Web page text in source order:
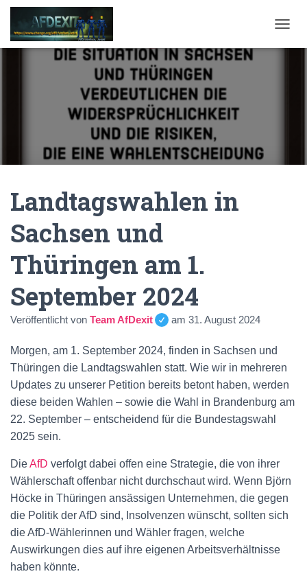
Landtagswahlen in
Sachsen und
Thüringen am 1.
September 2024
Veröffentlicht von Team AfDexit am 31. August 2024
Morgen, am 1. September 2024, finden in Sachsen und
Thüringen die Landtagswahlen statt. Wie wir in mehreren
Updates zu unserer Petition bereits betont haben, werden
diese beiden Wahlen – sowie die Wahl in Brandenburg am
22. September – entscheidend für die Bundestagswahl
2025 sein.
DieAfD verfolgt dabei offen eine Strategie, die von ihrer
Wählerschaft offenbar nicht durchschaut wird. Wenn Björn
Höcke in Thüringen ansässigen Unternehmen, die gegen
die Politik der AfD sind, Insolvenzen wünscht, sollten sich
die AfD-Wählerinnen und Wähler fragen, welche
Auswirkungen dies auf ihre eigenen Arbeitsverhältnisse
haben könnte.